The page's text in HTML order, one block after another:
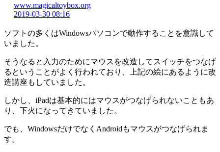
www.magicaltoybox.org
2019-03-30 08:16
ソフトの多くはWindowsパソコンで動作することを意識して
いました。
そうなると入力のためにマウスを改造してスイッチをつなげ
るということがよく行われており、上記の絵にあるように改
造講座もしていました。
しかし、iPadは基本的にはマウスがつなげられないこともあ
り、下火になってきていました。
でも、WindowsだけでなくAndroidもマウスがつなげられま
す。